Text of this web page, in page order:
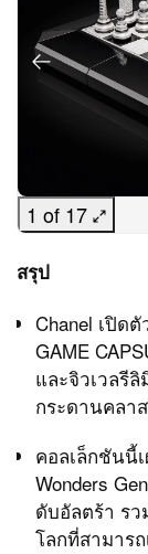
1 of 17
สรุป
Chanel เปิดตั
GAME
และจิวเวลรี
กระดานคลา
คอลเล็กชันนี้
Wonders
ดับอัลตร้า รว
โลกที่สามาร